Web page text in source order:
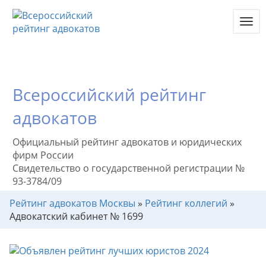
Всероссийский рейтинг
адвокатов
Официальный рейтинг адвокатов и юридических
фирм России
Свидетельство о государственной регистрации №
93-3784/09
Рейтинг адвокатов Москвы » Рейтинг коллегий »
Адвокатский кабинет № 1699